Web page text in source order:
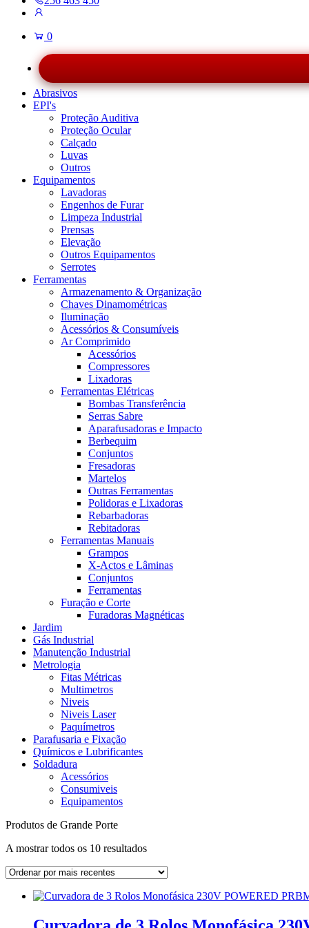
0
Abrasivos
EPI's
Proteção Auditiva
Proteção Ocular
Calçado
Luvas
Outros
Equipamentos
Lavadoras
Engenhos de Furar
Limpeza Industrial
Prensas
Elevação
Outros Equipamentos
Serrotes
Ferramentas
Armazenamento & Organização
Chaves Dinamométricas
Iluminação
Acessórios & Consumíveis
Ar Comprimido
Acessórios
Compressores
Lixadoras
Ferramentas Elétricas
Bombas Transferência
Serras Sabre
Aparafusadoras e Impacto
Berbequim
Conjuntos
Fresadoras
Martelos
Outras Ferramentas
Polidoras e Lixadoras
Rebarbadoras
Rebitadoras
Ferramentas Manuais
Grampos
X-Actos e Lâminas
Conjuntos
Ferramentas
Furação e Corte
Furadoras Magnéticas
Jardim
Gás Industrial
Manutenção Industrial
Metrologia
Fitas Métricas
Multimetros
Niveis
Niveis Laser
Paquímetros
Parafusaria e Fixação
Químicos e Lubrificantes
Soldadura
Acessórios
Consumiveis
Equipamentos
Produtos de Grande Porte
A mostrar todos os 10 resultadosOrdenado
mais